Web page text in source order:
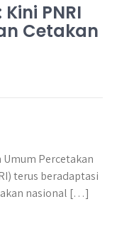
PNRI
Cetakan
Umum Percetakan
terus beradaptasi
nasional […]